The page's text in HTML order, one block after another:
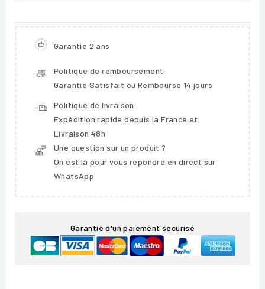
Garantie 2 ans
Politique de remboursement
Garantie Satisfait ou Remboursé 14 jours
Politique de livraison
Expédition rapide depuis la France et
Livraison 48h
Une question sur un produit ?
On est là pour vous répondre en direct sur
WhatsApp
Garantie d'un paiement sécurisé